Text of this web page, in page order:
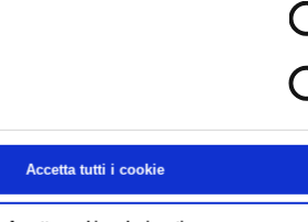
Accetta tutti i cookie